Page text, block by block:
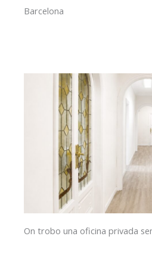
Barcelona
On trobo una oficina privada